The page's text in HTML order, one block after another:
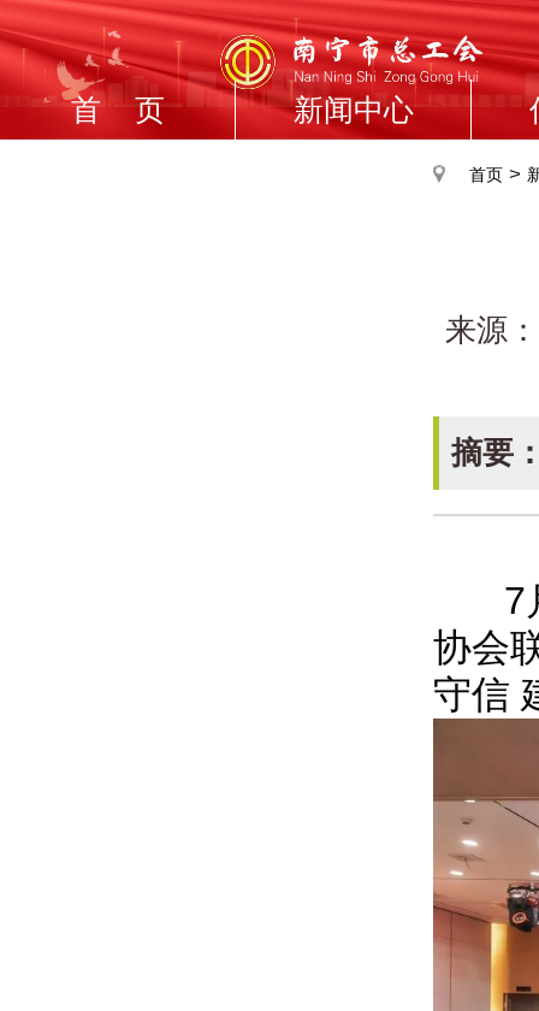
首 页 新闻中心
首页 >
来源：
摘要
7月
协会
守信